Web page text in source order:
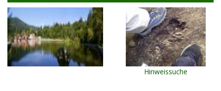
Hinweissuche